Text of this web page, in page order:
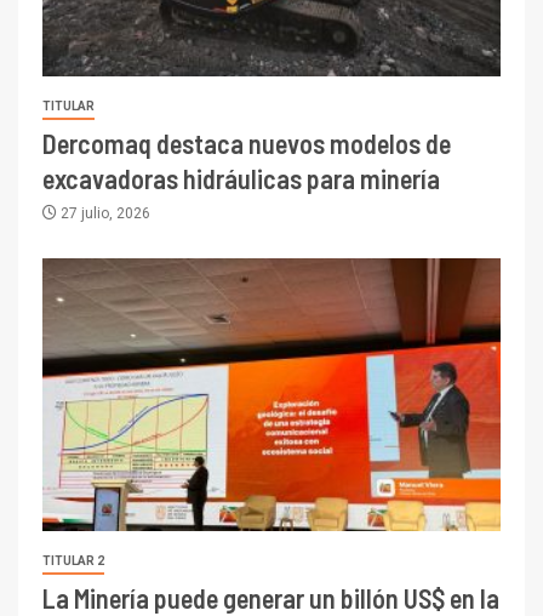
TITULAR
Dercomaq destaca nuevos modelos de
excavadoras hidráulicas para minería
27 julio, 2026
TITULAR 2
La Minería puede generar un billón US$ en la